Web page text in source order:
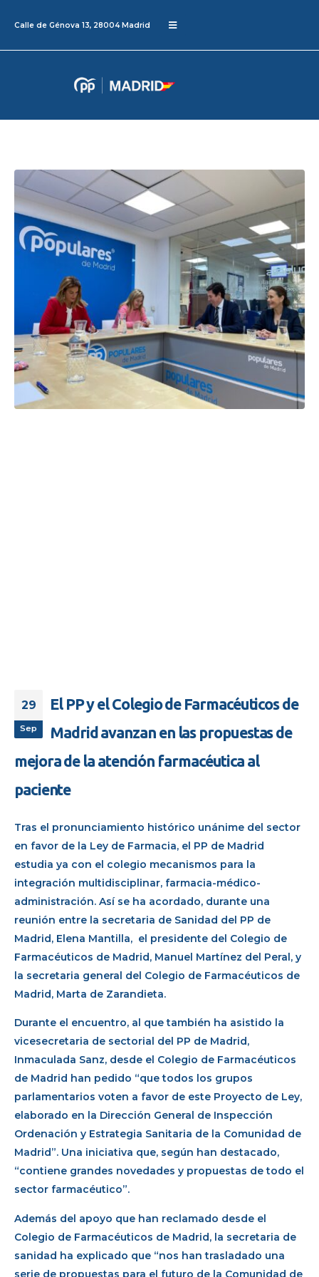
Calle de Génova 13, 28004 Madrid
29
Sep
El PP y el Colegio de Farmacéuticos de
Madrid avanzan en las propuestas de
mejora de la atención farmacéutica al
paciente
Tras el pronunciamiento histórico unánime del sector
en favor de la Ley de Farmacia, el PP de Madrid
estudia ya con el colegio mecanismos para la
integración multidisciplinar, farmacia-médico-
administración. Así se ha acordado, durante una
reunión entre la secretaria de Sanidad del PP de
Madrid, Elena Mantilla, el presidente del Colegio de
Farmacéuticos de Madrid, Manuel Martínez del Peral, y
la secretaria general del Colegio de Farmacéuticos de
Madrid, Marta de Zarandieta.
Durante el encuentro, al que también ha asistido la
vicesecretaria de sectorial del PP de Madrid,
Inmaculada Sanz, desde el Colegio de Farmacéuticos
de Madrid han pedido “que todos los grupos
parlamentarios voten a favor de este Proyecto de Ley,
elaborado en la Dirección General de Inspección
Ordenación y Estrategia Sanitaria de la Comunidad de
Madrid”. Una iniciativa que, según han destacado,
“contiene grandes novedades y propuestas de todo el
sector farmacéutico”.
Además del apoyo que han reclamado desde el
Colegio de Farmacéuticos de Madrid, la secretaria de
sanidad ha explicado que “nos han trasladado una
serie de propuestas para el futuro de la Comunidad de